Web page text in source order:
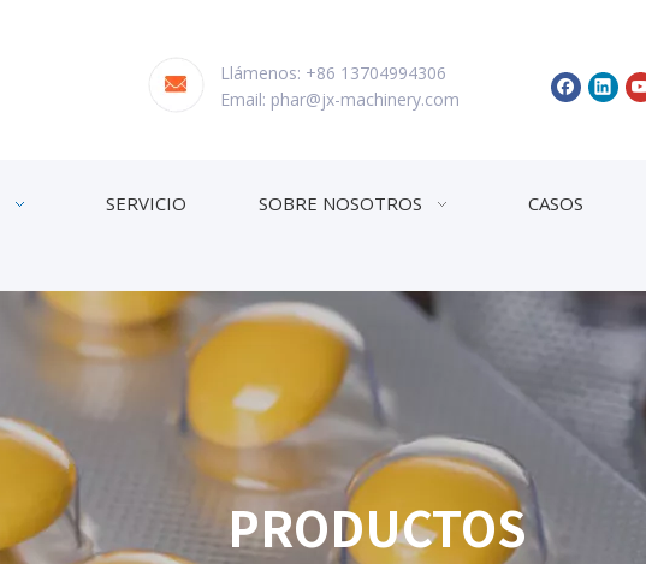
Llámenos: +86 13704994306
Email: phar@jx-machinery.com
SERVICIO SOBRE NOSOTROS CASOS
PRODUCTOS